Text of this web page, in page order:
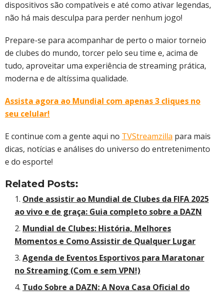
dispositivos são compatíveis e até como ativar legendas,
não há mais desculpa para perder nenhum jogo!
Prepare-se para acompanhar de perto o maior torneio
de clubes do mundo, torcer pelo seu time e, acima de
tudo, aproveitar uma experiência de streaming prática,
moderna e de altíssima qualidade.
Assista agora ao Mundial com apenas 3 cliques no
seu celular!
E continue com a gente aqui no TVStreamzilla para mais
dicas, notícias e análises do universo do entretenimento
e do esporte!
Related Posts:
Onde assistir ao Mundial de Clubes da FIFA 2025
ao vivo e de graça: Guia completo sobre a DAZN
Mundial de Clubes: História, Melhores
Momentos e Como Assistir de Qualquer Lugar
Agenda de Eventos Esportivos para Maratonar
no Streaming (Com e sem VPN!)
Tudo Sobre a DAZN: A Nova Casa Oficial do